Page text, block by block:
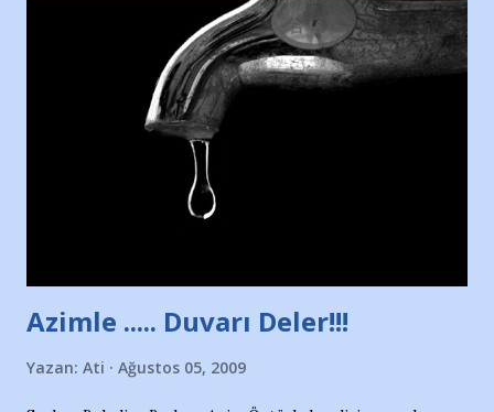
Nesrin’in Hikayesi’ne başlıyorum… 1964 Adana Yüzme
havuzunun kenarında 7 yaşında kara kuru bir kız çocuğu
duruyor. Havuzun içinde Adana Demirspor Kulübü
yüzücüleri. Erkekler çoğunlukta. Küçük kız etrafına bakıyor.
Sadece 4 kız çocuğu var. Nesrin, Adana Demirspor’un 4
kızından biri oluyor o gün…Giriyor havuza. 1973 – 1975
Adana Nesrin, 16 yaşında. Yüzüyor. 7 yaşında girdiği
Türkiye 3.lüğü var. 17 yaşında mar...
Azimle ..... Duvarı Deler!!!
Yazan: Ati Ağustos 05, 2009